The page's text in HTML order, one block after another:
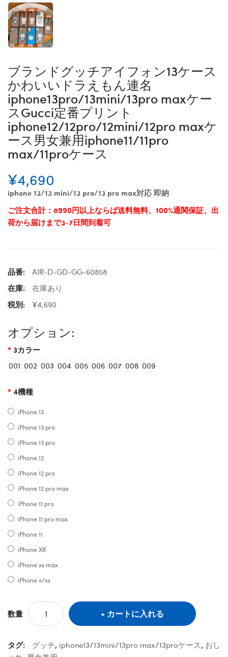
ブランドグッチアイフォン13ケース
かわいいドラえもん連名
iphone13pro/13mini/13pro maxケー
スGucci定番プリント
iphone12/12pro/12mini/12pro maxケ
ース男女兼用iphone11/11pro
max/11proケース
¥4,690
iphone 13/13 mini/13 pro/13 pro max対応 即納
ご注文合計：8990円以上ならば送料無料、100%通関保証、出
荷から届けまで3-7日間到着可
品番:
AIR-D-GD-GG-60858
在庫:
在庫あり
税別:
¥4,690
オプション:
3カラー
001 002 003 004 005 006 007 008 009
4機種
iPhone 13
iPhone 13 pro
iPhone 13 pro
iPhone 12
iPhone 12 pro
iPhone 12 pro max
iPhone 11 pro
iPhone 11 pro max
iPhone 11
iPhone XR
iPhone xs max
iPhone x/xs
数量 カートに入れる
タグ: グッチ, iphone13/13mini/13pro max/13proケース, おし